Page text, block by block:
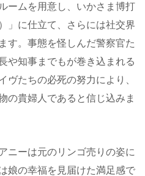
ームを用意し、いかさま博打
」に仕立て、さらには社交界
す。事態を怪しんだ警察官た
や知事までもが巻き込まれる
ヴたちの必死の努力により、
の貴婦人であると信じ込みま
ニーは元のリンゴ売りの姿に
娘の幸福を見届けた満足感で